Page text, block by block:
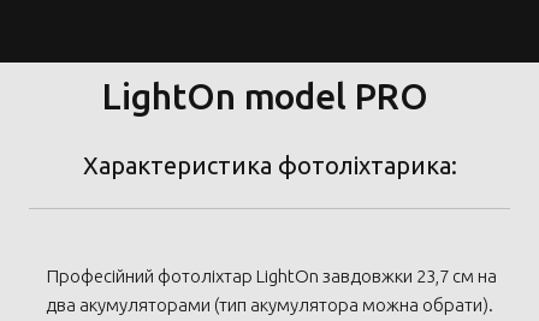
LightOn model PRO
Характеристика фотоліхтарика:
Професійний фотоліхтар LightOn завдовжки 23,7 см на
два акумуляторами (тип акумулятора можна обрати).